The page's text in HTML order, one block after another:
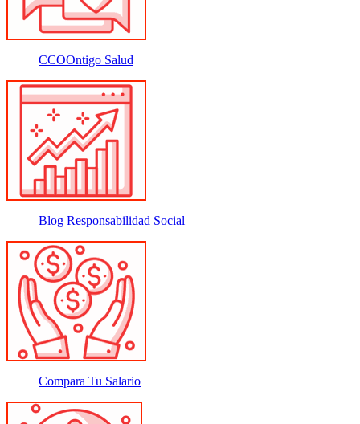
CCOOntigo Salud
Blog Responsabilidad Social
Compara Tu Salario